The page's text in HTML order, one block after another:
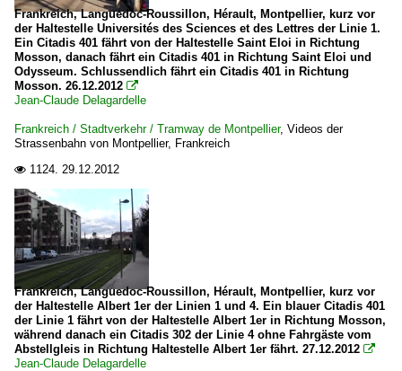
Frankreich, Languedoc-Roussillon, Hérault, Montpellier, kurz vor
der Haltestelle Universités des Sciences et des Lettres der Linie 1.
Ein Citadis 401 fährt von der Haltestelle Saint Eloi in Richtung
Mosson, danach fährt ein Citadis 401 in Richtung Saint Eloi und
Odysseum. Schlussendlich fährt ein Citadis 401 in Richtung
Mosson. 26.12.2012 
Jean-Claude Delagardelle
Frankreich / Stadtverkehr / Tramway de Montpellier, Videos der
Strassenbahn von Montpellier, Frankreich
 1124. 29.12.2012
Frankreich, Languedoc-Roussillon, Hérault, Montpellier, kurz vor
der Haltestelle Albert 1er der Linien 1 und 4. Ein blauer Citadis 401
der Linie 1 fährt von der Haltestelle Albert 1er in Richtung Mosson,
während danach ein Citadis 302 der Linie 4 ohne Fahrgäste vom
Abstellgleis in Richtung Haltestelle Albert 1er fährt. 27.12.2012 
Jean-Claude Delagardelle